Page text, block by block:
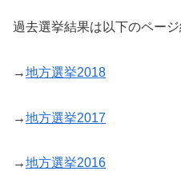
過去選挙結果は以下のペー
→地方選挙2018
→地方選挙2017
→地方選挙2016